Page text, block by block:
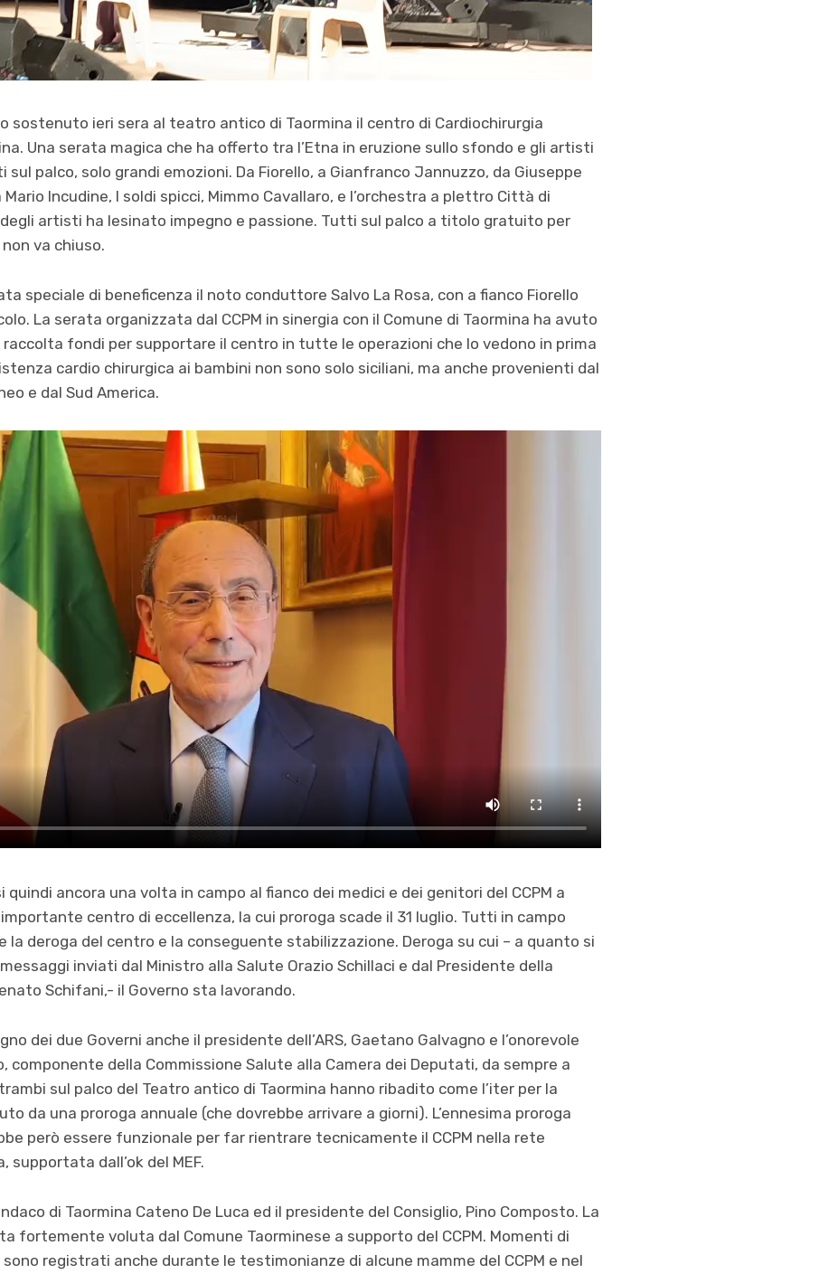
sostenuto ieri sera al teatro antico di Taormina il centro di Cardiochirurgia
Una serata magica che ha offerto tra l’Etna in eruzione sullo sfondo e gli artisti
sul palco, solo grandi emozioni. Da Fiorello, a Gianfranco Jannuzzo, da Giuseppe
Incudine, I soldi spicci, Mimmo Cavallaro, e l’orchestra a plettro Città di
degli artisti ha lesinato impegno e passione. Tutti sul palco a titolo gratuito per
non va chiuso.
speciale di beneficenza il noto conduttore Salvo La Rosa, con a fianco Fiorello
La serata organizzata dal CCPM in sinergia con il Comune di Taormina ha avuto
fondi per supportare il centro in tutte le operazioni che lo vedono in prima
cardio chirurgica ai bambini non sono solo siciliani, ma anche provenienti dal
e dal Sud America.
quindi ancora una volta in campo al fianco dei medici e dei genitori del CCPM a
centro di eccellenza, la cui proroga scade il 31 luglio. Tutti in campo
la deroga del centro e la conseguente stabilizzazione. Deroga su cui – a quanto si
inviati dal Ministro alla Salute Orazio Schillaci e dal Presidente della
Schifani,- il Governo sta lavorando.
dei due Governi anche il presidente dell’ARS, Gaetano Galvagno e l’onorevole
componente della Commissione Salute alla Camera dei Deputati, da sempre a
sul palco del Teatro antico di Taormina hanno ribadito come l’iter per la
da una proroga annuale (che dovrebbe arrivare a giorni). L’ennesima proroga
però essere funzionale per far rientrare tecnicamente il CCPM nella rete
supportata dall’ok del MEF.
di Taormina Cateno De Luca ed il presidente del Consiglio, Pino Composto. La
fortemente voluta dal Comune Taorminese a supporto del CCPM. Momenti di
registrati anche durante le testimonianze di alcune mamme del CCPM e nel